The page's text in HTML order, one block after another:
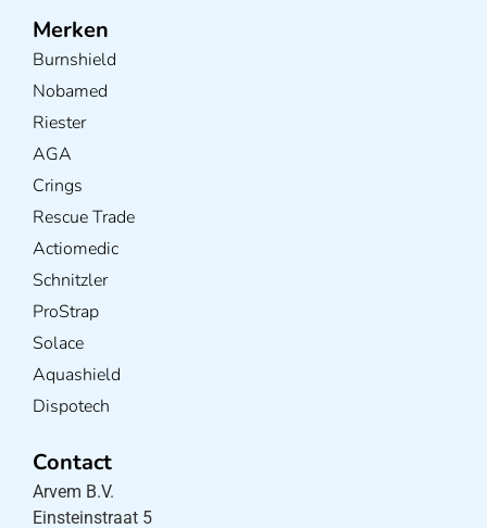
Merken
Burnshield
Nobamed
Riester
AGA
Crings
Rescue Trade
Actiomedic
Schnitzler
ProStrap
Solace
Aquashield
Dispotech
Contact
Arvem B.V.
Einsteinstraat 5